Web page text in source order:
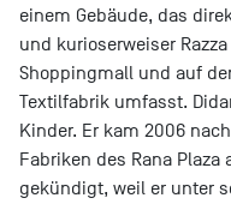
einem Gebäude, das
und kurioserweiser
Shoppingmall und auf
Textilfabrik umfasst.
Kinder. Er kam 2006
Fabriken des Rana Plaza
gekündigt, weil er unter